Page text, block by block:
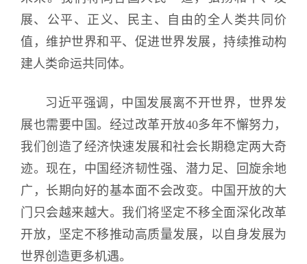
展、公平、正义、民主、自由的全人类共同价
值，维护世界和平、促进世界发展，持续推动构
建人类命运共同体。
习近平强调，中国发展离不开世界，世界发
展也需要中国。经过改革开放40多年不懈努力，
我们创造了经济快速发展和社会长期稳定两大奇
迹。现在，中国经济韧性强、潜力足、回旋余地
广，长期向好的基本面不会改变。中国开放的大
门只会越来越大。我们将坚定不移全面深化改革
开放，坚定不移推动高质量发展，以自身发展为
世界创造更多机遇。